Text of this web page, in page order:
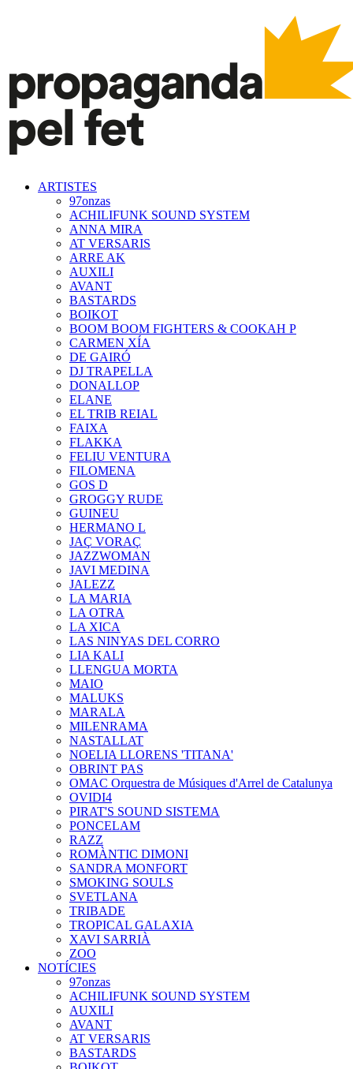
ARTISTES
97onzas
ACHILIFUNK SOUND SYSTEM
ANNA MIRA
AT VERSARIS
ARRE AK
AUXILI
AVANT
BASTARDS
BOIKOT
BOOM BOOM FIGHTERS & COOKAH P
CARMEN XÍA
DE GAIRÓ
DJ TRAPELLA
DONALLOP
ELANE
EL TRIB REIAL
FAIXA
FLAKKA
FELIU VENTURA
FILOMENA
GOS D
GROGGY RUDE
GUINEU
HERMANO L
JAÇ VORAÇ
JAZZWOMAN
JAVI MEDINA
JALEZZ
LA MARIA
LA OTRA
LA XICA
LAS NINYAS DEL CORRO
LIA KALI
LLENGUA MORTA
MAIO
MALUKS
MARALA
MILENRAMA
NASTALLAT
NOELIA LLORENS 'TITANA'
OBRINT PAS
OMAC Orquestra de Músiques d'Arrel de Catalunya
OVIDI4
PIRAT'S SOUND SISTEMA
PONCELAM
RAZZ
ROMÀNTIC DIMONI
SANDRA MONFORT
SMOKING SOULS
SVETLANA
TRIBADE
TROPICAL GALAXIA
XAVI SARRIÀ
ZOO
NOTÍCIES
97onzas
ACHILIFUNK SOUND SYSTEM
AUXILI
AVANT
AT VERSARIS
BASTARDS